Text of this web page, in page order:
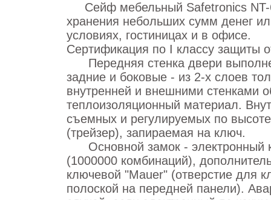
Сейф мебельный Safetronics NT-
хранения небольших сумм денег
условиях, гостиницах и в офисе.
Сертификация по I классу защиты
Передняя стенка двери
задние и боковые - из 2-х слоев
внутренней и внешними стенками
теплоизоляционный материал.
съемных и регулируемых по
(трейзер), запираемая на ключ.
Основной замок - электронный
(1000000 комбинаций),
ключевой "Mauer" (отверстие для
полоской на передней панели).